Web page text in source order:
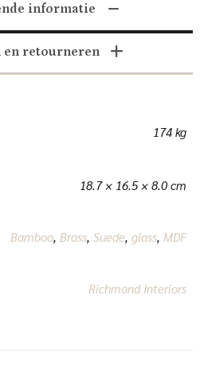
informatie
en retourneren
174 kg
18.7 × 16.5 × 8.0 cm
Bamboo, Brass,Suede,glass, MDF
Richmond Interiors